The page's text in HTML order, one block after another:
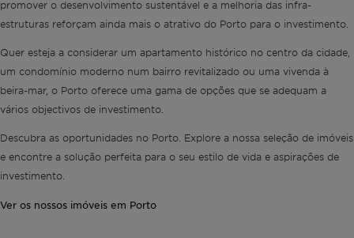
promover o desenvolvimento sustentável e a melhoria das infra-
estruturas reforçam ainda mais o atrativo do Porto para o investimento.
Quer esteja a considerar um apartamento histórico no centro da cidade,
um condomínio moderno num bairro revitalizado ou uma vivenda à
beira-mar, o Porto oferece uma gama de opções que se adequam a
vários objectivos de investimento.
Descubra as oportunidades no Porto. Explore a nossa seleção de imóveis
e encontre a solução perfeita para o seu estilo de vida e aspirações de
investimento.
Ver os nossos imóveis em Porto